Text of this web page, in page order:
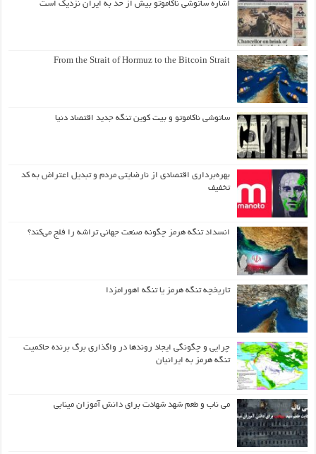
اشاره ساتوشی ناکاموتو بیش از حد به ایران نزدیک است
From the Strait of Hormuz to the Bitcoin Strait
ساتوشی ناکاموتو و بیت کوین تنگه جدید اقتصاد دنیا
بهره‌برداری اقتصادی از نارضایتی مردم و تبدیل اعتراض به کد
تخفیف
انسداد تنگه هرمز چگونه صنعت جهانی تراشه را فلج می‌کند؟
تاریخچه تنگه هرمز یا تنگه اهورامزدا
چرایی و چگونگی ایجاد روندها در واگذاری برگ برنده حاکمیت
تنگه هرمز به ایرانیان
می ناب و طعم شهد شهادت برای دانش آموزان مینابی